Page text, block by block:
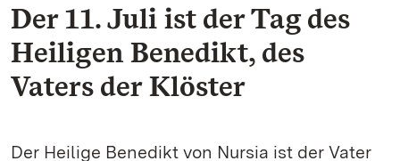
Der 11. Juli ist der Tag des
Heiligen Benedikt, des
Vaters der Klöster
Der Heilige Benedikt von Nursia ist der Vater